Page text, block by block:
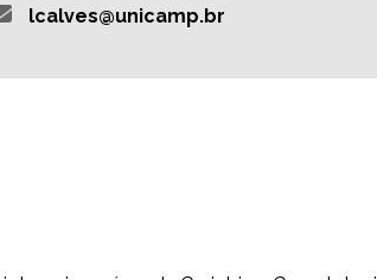
lcalves@unicamp.br